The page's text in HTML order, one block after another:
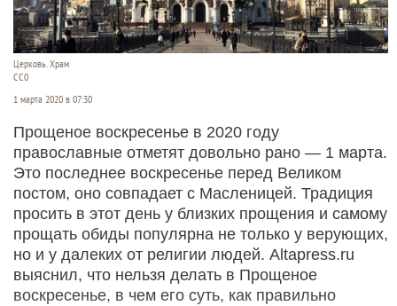
Церковь. Храм
СС0
1 марта 2020 в 07:30
Прощеное воскресенье в 2020 году
православные отметят довольно рано — 1 марта.
Это последнее воскресенье перед Великом
постом, оно совпадает с Масленицей. Традиция
просить в этот день у близких прощения и самому
прощать обиды популярна не только у верующих,
но и у далеких от религии людей. Altapress.ru
выяснил, что нельзя делать в Прощеное
воскресенье, в чем его суть, как правильно